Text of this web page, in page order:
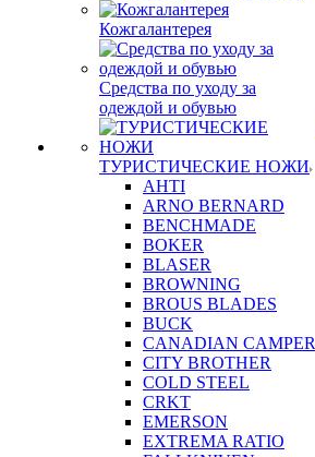
Кожгалантерея
Средства по уходу за
одеждой и обувью
ТУРИСТИЧЕСКИЕ НОЖИ
AHTI
ARNO BERNARD
BENCHMADE
BOKER
BLASER
BROWNING
BROUS BLADES
BUCK
CANADIAN CAMPER
CITY BROTHER
COLD STEEL
CRKT
EMERSON
EXTREMA RATIO